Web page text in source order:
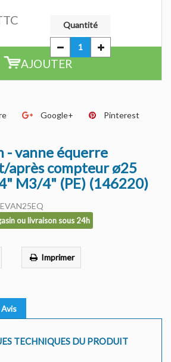
Quantité
AJOUTER
Google+ Pinterest
- vanne équerre
après compteur ø25
M3/4" (PE) (146220)
ou livraison sous 24h
Imprimer
Avis
TECHNIQUES DU PRODUIT